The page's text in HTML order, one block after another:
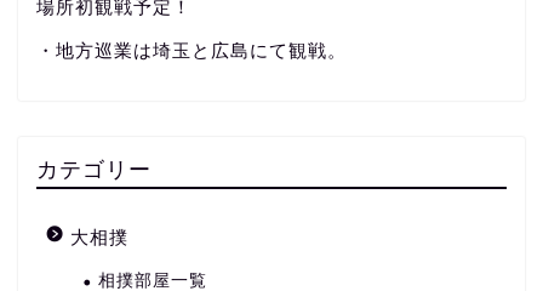
場所初観戦予定！
・地方巡業は埼玉と広島にて観戦。
カテゴリー
大相撲
相撲部屋一覧